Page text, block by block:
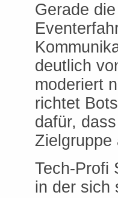
Gerade
deutlich
moderiert
richtet
dafür,
Zielgruppe
Tech-Profi
in der sich